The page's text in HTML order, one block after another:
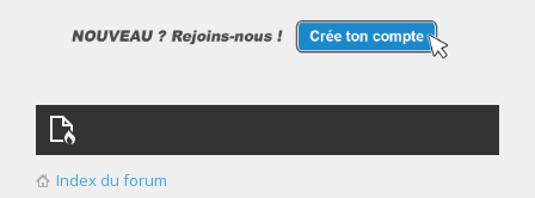
Qui sommes nous
Les membres
Index du forum